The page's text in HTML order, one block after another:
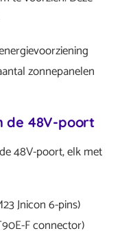
zonnepanelen
de 48V-poort
48V-poort, elk met
Jnicon 6-pins)
F connector)